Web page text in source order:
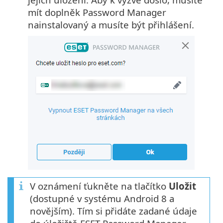
mít doplněk Password Manager
nainstalovaný a musíte být přihlášení.
V oznámení ťukněte na tlačítko Uložit
(dostupné v systému Android 8 a
novějším). Tím si přidáte zadané údaje